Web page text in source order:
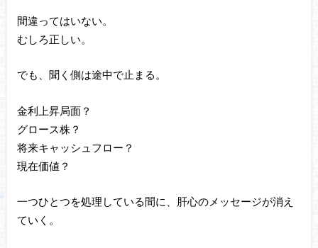
間違ってはいない。
むしろ正しい。
でも、聞く側は途中で止まる。
金利上昇局面？
グロース株？
将来キャッシュフロー？
現在価値？
一つひとつを処理している間に、肝心のメッセージが消え
ていく。